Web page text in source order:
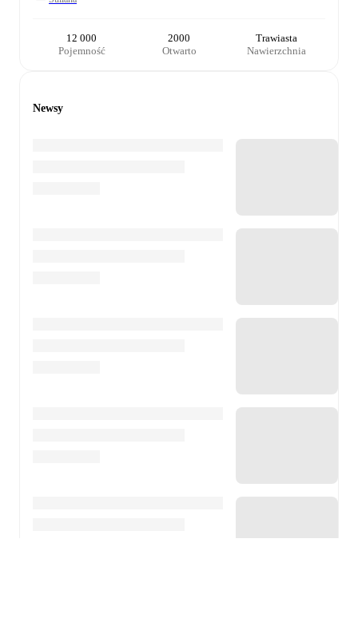
12 000
Pojemność
2000
Otwarto
Trawiasta
Nawierzchnia
Newsy